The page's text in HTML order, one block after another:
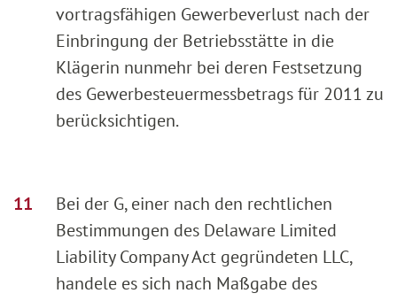
vortragsfähigen Gewerbeverlust nach der
Einbringung der Betriebsstätte in die
Klägerin nunmehr bei deren Festsetzung
des Gewerbesteuermessbetrags für 2011 zu
berücksichtigen.
Bei der G, einer nach den rechtlichen
Bestimmungen des Delaware Limited
Liability Company Act gegründeten LLC,
handele es sich nach Maßgabe des